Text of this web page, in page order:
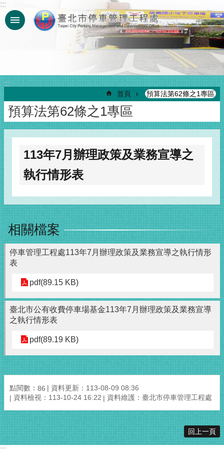
跳到主要內容區塊
:::
:::
首頁 預算法第62條之1專區
預算法第62條之1專區
113年7月辦理政策及業務宣導之
執行情形表
相關檔案
停車管理工程處113年7月辦理政策及業務宣導之執行情形
表
pdf(89.15 KB)
臺北市公有收費停車場基金113年7月辦理政策及業務宣導
之執行情形表
pdf(89.19 KB)
點閱數： 86
資料更新：113-08-09 08:36
資料檢視：113-10-24 16:22
資料維護：臺北市停車管理工程處
回上一頁